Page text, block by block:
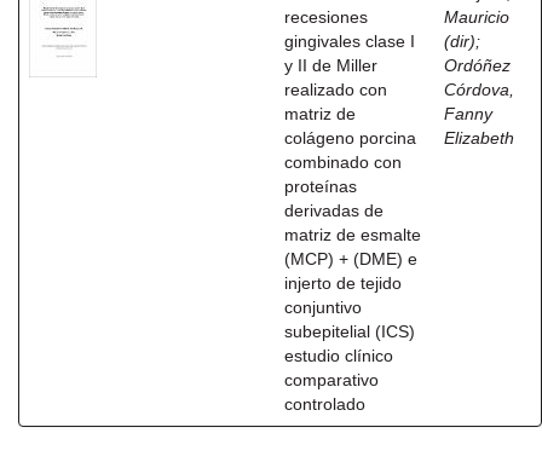
recesiones
gingivales clase I
y II de Miller
realizado con
matriz de
colágeno porcina
combinado con
proteínas
derivadas de
matriz de esmalte
(MCP) + (DME) e
injerto de tejido
conjuntivo
subepitelial (ICS)
estudio clínico
comparativo
controlado
Mauricio
(dir);
Ordóñez
Córdova,
Fanny
Elizabeth